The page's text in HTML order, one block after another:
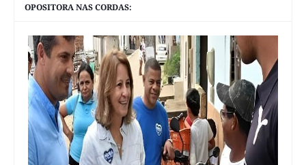
OPOSITORA NAS CORDAS: